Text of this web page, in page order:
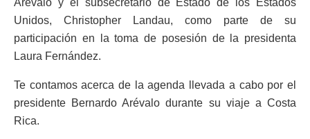
Unidos, Christopher Landau, como parte de su
participación en la toma de posesión de la presidenta
Laura Fernández.
Te contamos acerca de la agenda llevada a cabo por el
presidente Bernardo Arévalo durante su viaje a Costa
Rica.